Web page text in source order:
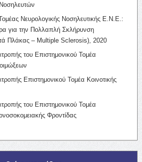
Νευρολογικής Νοσηλευτικής Ε.Ν.Ε.:
για την Πολλαπλή Σκλήρυνση
Πλάκας – Multiple Sclerosis), 2020
του Επιστημονικού Τομέα
Επιστημονικού Τομέα Κοινοτικής
του Επιστημονικού Τομέα
Φροντίδας